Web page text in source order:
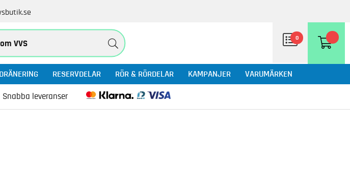
0
DRÄNERING RESERVDELAR RÖR & RÖRDELAR KAMPANJER VARUMÄRKEN
Snabba leveranser